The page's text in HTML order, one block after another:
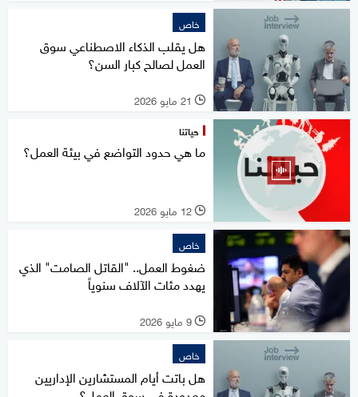
خاص
هل يقلب الذكاء الاصطناعي سوق
العمل لصالح كبار السن؟
l 21 مايو 2026
حياتنا
ما هي حدود التواضع في بيئة العمل؟
l 12 مايو 2026
خاص
ضغوط العمل.. "القاتل الصامت" الذي
يهدد مئات الآلاف سنوياً
l 9 مايو 2026
خاص
هل باتت أيام المستشارين الإداريين